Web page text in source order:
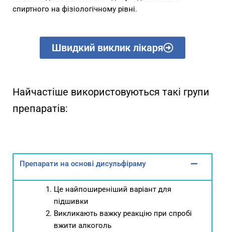
спиртного на фізіологічному рівні.
Швидкий виклик лікаря
Найчастіше використовуються такі групи
препаратів:
Препарати на основі дисульфіраму
Це найпоширеніший варіант для
підшивки
Викликають важку реакцію при спробі
вжити алкоголь